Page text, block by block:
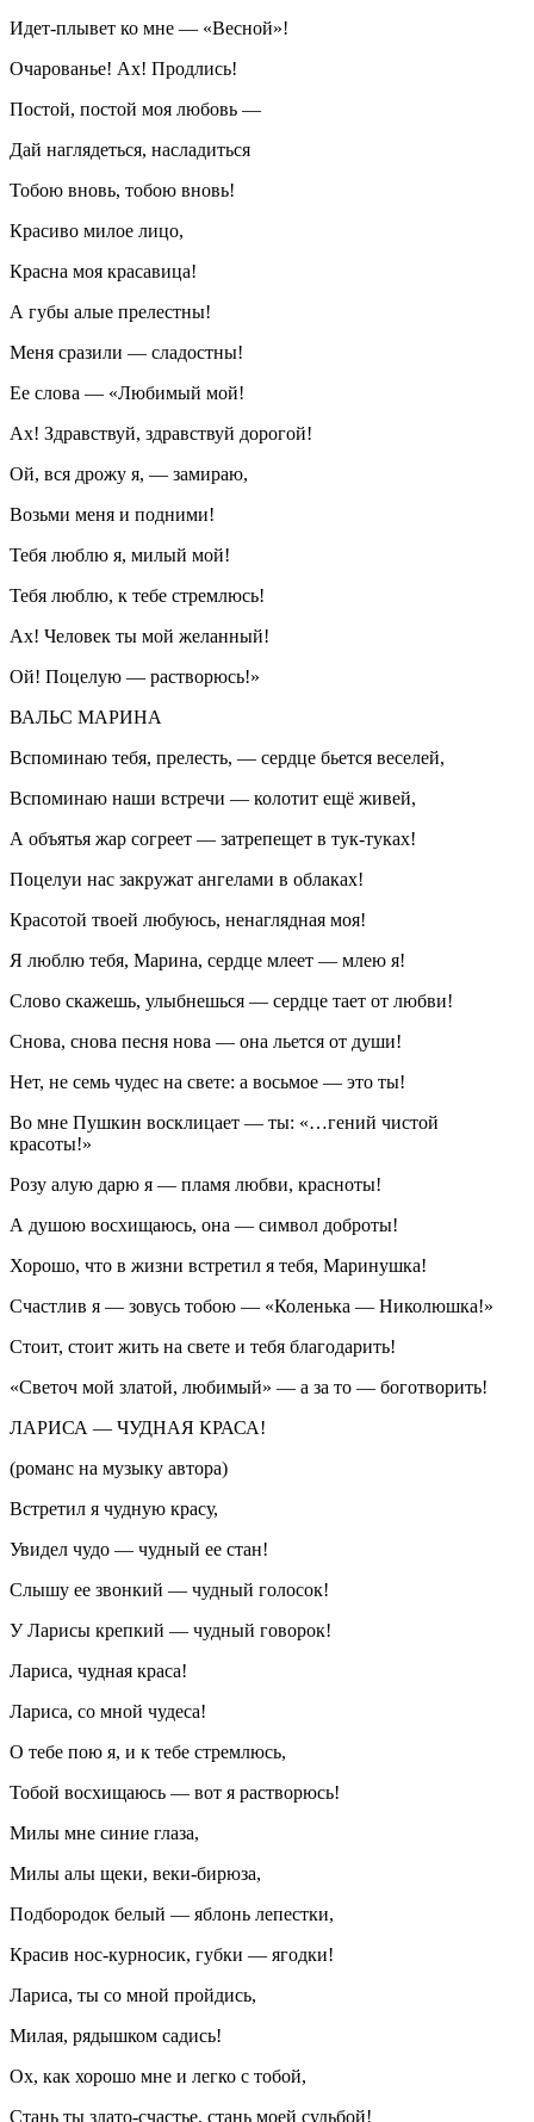
Идет-плывет ко мне — «Весной»!
Очарованье! Ах! Продлись!
Постой, постой моя любовь —
Дай наглядеться, насладиться
Тобою вновь, тобою вновь!
Красиво милое лицо,
Красна моя красавица!
А губы алые прелестны!
Меня сразили — сладостны!
Ее слова — «Любимый мой!
Ах! Здравствуй, здравствуй дорогой!
Ой, вся дрожу я, — замираю,
Возьми меня и подними!
Тебя люблю я, милый мой!
Тебя люблю, к тебе стремлюсь!
Ах! Человек ты мой желанный!
Ой! Поцелую — растворюсь!»
ВАЛЬС МАРИНА
Вспоминаю тебя, прелесть, — сердце бьется веселей,
Вспоминаю наши встречи — колотит ещё живей,
А объятья жар согреет — затрепещет в тук-туках!
Поцелуи нас закружат ангелами в облаках!
Красотой твоей любуюсь, ненаглядная моя!
Я люблю тебя, Марина, сердце млеет — млею я!
Слово скажешь, улыбнешься — сердце тает от любви!
Снова, снова песня нова — она льется от души!
Нет, не семь чудес на свете: а восьмое — это ты!
Во мне Пушкин восклицает — ты: «…гений чистой
красоты!»
Розу алую дарю я — пламя любви, красноты!
А душою восхищаюсь, она — символ доброты!
Хорошо, что в жизни встретил я тебя, Маринушка!
Счастлив я — зовусь тобою — «Коленька — Николюшка!»
Стоит, стоит жить на свете и тебя благодарить!
«Светоч мой златой, любимый» — а за то — боготворить!
ЛАРИСА — ЧУДНАЯ КРАСА!
(романс на музыку автора)
Встретил я чудную красу,
Увидел чудо — чудный ее стан!
Слышу ее звонкий — чудный голосок!
У Ларисы крепкий — чудный говорок!
Лариса, чудная краса!
Лариса, со мной чудеса!
О тебе пою я, и к тебе стремлюсь,
Тобой восхищаюсь — вот я растворюсь!
Милы мне синие глаза,
Милы алы щеки, веки-бирюза,
Подбородок белый — яблонь лепестки,
Красив нос-курносик, губки — ягодки!
Лариса, ты со мной пройдись,
Милая, рядышком садись!
Ох, как хорошо мне и легко с тобой,
Стань ты злато-счастье, стань моей судьбой!